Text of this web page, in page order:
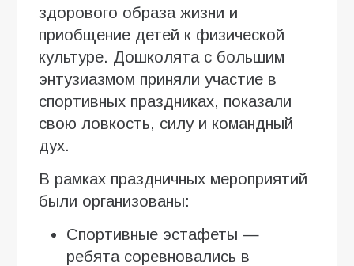
здорового образа жизни и
приобщение детей к физической
культуре. Дошколята с большим
энтузиазмом приняли участие в
спортивных праздниках, показали
свою ловкость, силу и командный
дух.
В рамках праздничных мероприятий
были организованы:
Спортивные эстафеты —
ребята соревновались в